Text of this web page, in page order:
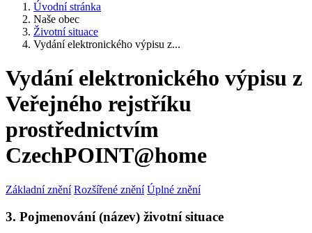
Úvodní stránka
Naše obec
Životní situace
Vydání elektronického výpisu z...
Vydání elektronického výpisu z
Veřejného rejstříku
prostřednictvím
CzechPOINT@home
Základní znění Rozšířené znění Úplné znění
3. Pojmenování (název) životní situace